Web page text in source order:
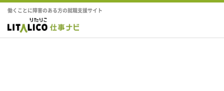
働くことに障害のある方の就職支援サイト